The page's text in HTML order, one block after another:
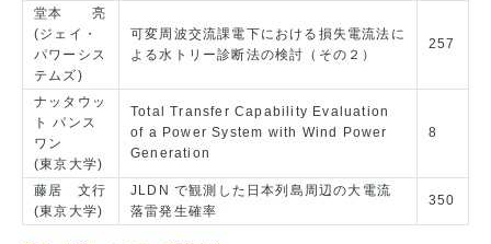
堂本 亮
(ジェイ・
パワーシス
テムズ)
可変周波交流課電下における損失電流法に
よる水トリー診断法の検討（その２）
257
ナッタウッ
ト パンス
ワン
(東京大学)
Total Transfer Capability Evaluation
of a Power System with Wind Power
Generation
8
藤居 文行
(東京大学)
JLDN で観測した日本列島周辺の大電流
落雷発生確率
350